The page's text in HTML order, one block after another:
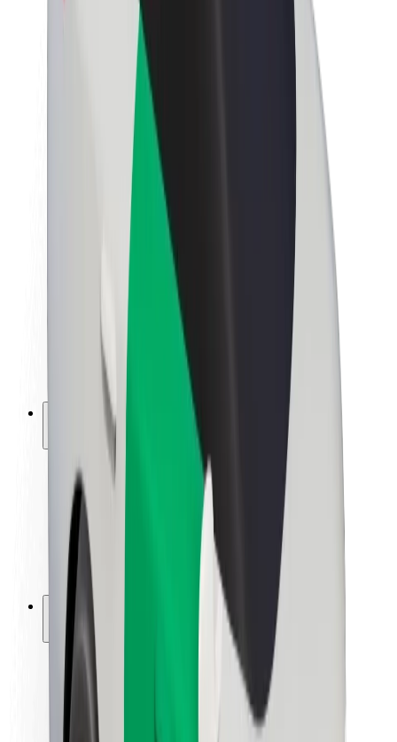
นโยบายด้านความยั่งยืนของ Bolt
Project Zero
แนวทางการสร้างแบรนด์
นักลงทุนสัมพันธ์
Urban Fund
ความปลอดภัย
ความปลอดภัยของผู้โดยสาร
ความปลอดภัยของคนขับ
ความปลอดภัยในการใช้สกู๊ตเตอร์
ห้องแล็บความปลอดภัย
เมือง
ตำแหน่ง
ทางแก้ปัญหาภายในเมือง
สนามบิน